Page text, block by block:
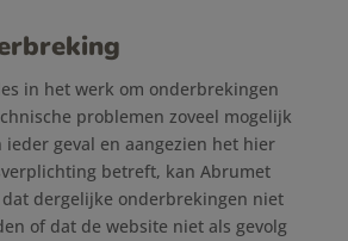
in het werk om onderbrekingen
problemen zoveel mogelijk
ieder geval en aangezien het hier
betreft, kan Abrumet
dergelijke onderbrekingen niet
of dat de website niet als gevolg